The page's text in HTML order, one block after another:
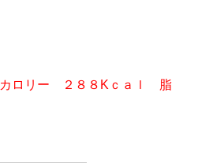
カロリー ２８８Kｃａｌ 脂